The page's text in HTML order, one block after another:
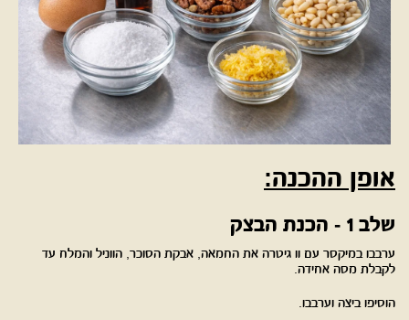
אופן ההכנה:
שלב 1 - הכנת הבצק
ערבבו במיקסר עם וו גיטרה את החמאה, אבקת הסוכר, הווניל והמלח עד
לקבלת מסה אחידה.
הוסיפו ביצה וערבבו.